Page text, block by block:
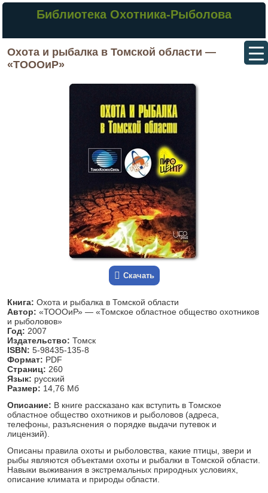
Библиотека Охотника-Рыболова
Охота и рыбалка в Томской области —
«ТОООиР»
Скачать
Книга: Охота и рыбалка в Томской области
Автор: «ТОООиР» — «Томское областное общество охотников
и рыболовов»
Год: 2007
Издательство: Томск
ISBN: 5-98435-135-8
Формат: PDF
Страниц: 260
Язык: русский
Размер: 14,76 Мб
Описание: В книге рассказано как вступить в Томское
областное общество охотников и рыболовов (адреса,
телефоны, разъяснения о порядке выдачи путевок и
лицензий).
Описаны правила охоты и рыболовства, какие птицы, звери и
рыбы являются объектами охоты и рыбалки в Томской области.
Навыки выживания в экстремальных природных условиях,
описание климата и природы области.